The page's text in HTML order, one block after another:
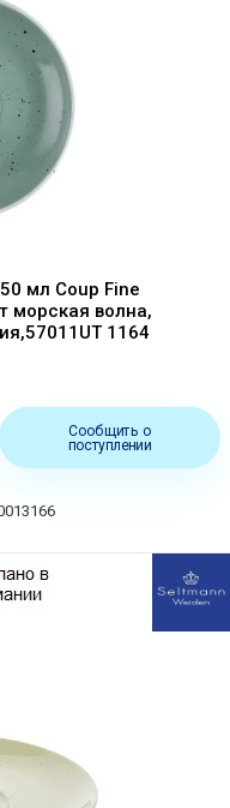
мл Coup Fine
морская волна,
1164
Сообщить о
поступлении